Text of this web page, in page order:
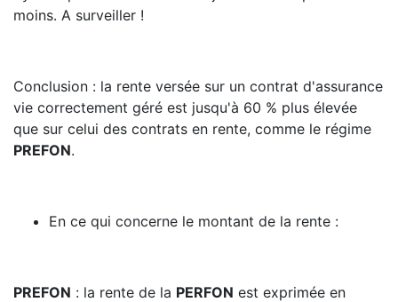
moins. A surveiller !
Conclusion : la rente versée sur un contrat d'assurance
vie correctement géré est jusqu'à 60 % plus élevée
que sur celui des contrats en rente, comme le régime
PREFON.
En ce qui concerne le montant de la rente :
PREFON : la rente de la PERFON est exprimée en